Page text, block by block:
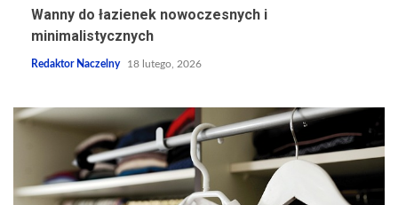
Wanny do łazienek nowoczesnych i
minimalistycznych
Redaktor Naczelny 18 lutego, 2026